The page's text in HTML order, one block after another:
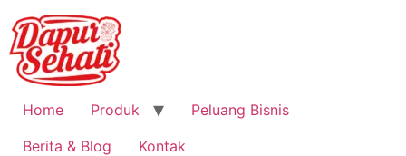
Home Produk
Peluang Bisnis
Berita & Blog
Kontak